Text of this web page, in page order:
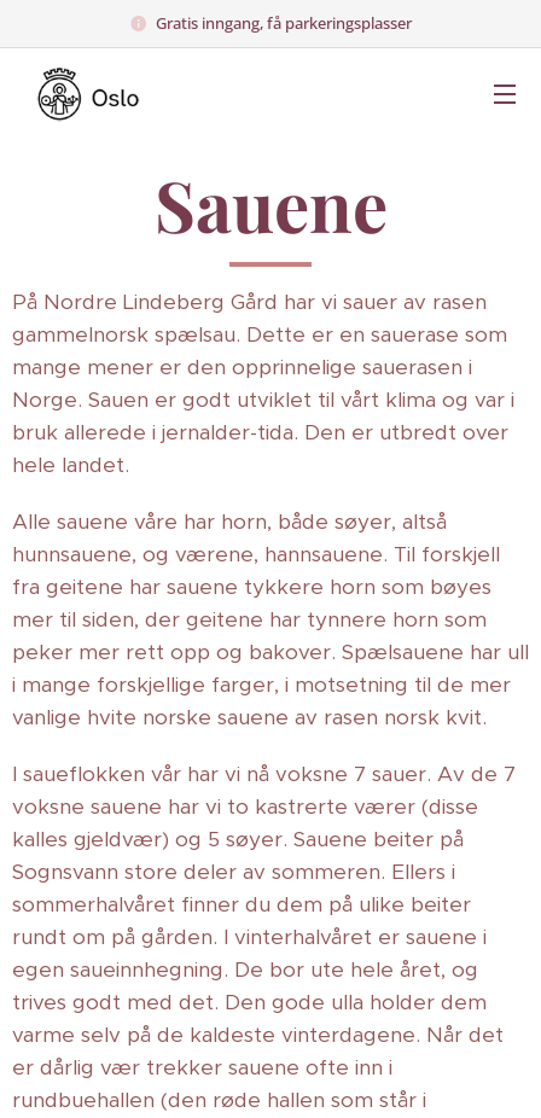
Gratis inngang, få parkeringsplasser
Sauene
På Nordre Lindeberg Gård har vi sauer av rasen
gammelnorsk spælsau. Dette er en sauerase som
mange mener er den opprinnelige sauerasen i
Norge. Sauen er godt utviklet til vårt klima og var i
bruk allerede i jernalder-tida. Den er utbredt over
hele landet.
Alle sauene våre har horn, både søyer, altså
hunnsauene, og værene, hannsauene. Til forskjell
fra geitene har sauene tykkere horn som bøyes
mer til siden, der geitene har tynnere horn som
peker mer rett opp og bakover. Spælsauene har ull
i mange forskjellige farger, i motsetning til de mer
vanlige hvite norske sauene av rasen norsk kvit.
I saueflokken vår har vi nå voksne 7 sauer. Av de 7
voksne sauene har vi to kastrerte værer (disse
kalles gjeldvær) og 5 søyer. Sauene beiter på
Sognsvann store deler av sommeren. Ellers i
sommerhalvåret finner du dem på ulike beiter
rundt om på gården. I vinterhalvåret er sauene i
egen saueinnhegning. De bor ute hele året, og
trives godt med det. Den gode ulla holder dem
varme selv på de kaldeste vinterdagene. Når det
er dårlig vær trekker sauene ofte inn i
rundbuehallen (den røde hallen som står i